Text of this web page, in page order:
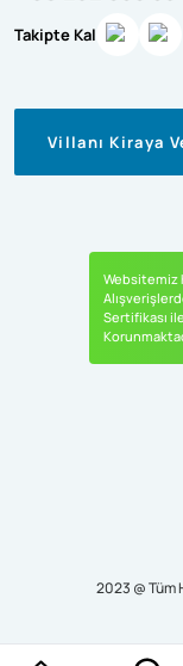
Takipte Kal
Villanı Kiraya
Websitemiz
Sertifikası ile
2023 @ Tüm